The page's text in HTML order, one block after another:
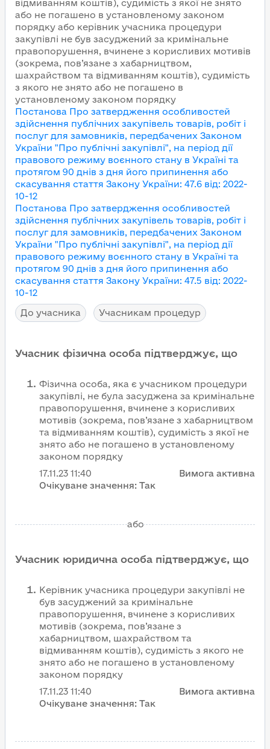
відмиванням коштів), судимість з якої не знято
або не погашено в установленому законом
порядку або керівник учасника процедури
закупівлі не був засуджений за кримінальне
правопорушення, вчинене з корисливих мотивів
(зокрема, пов’язане з хабарництвом,
шахрайством та відмиванням коштів), судимість
з якого не знято або не погашено в
установленому законом порядку
Постанова Про затвердження особливостей
здійснення публічних закупівель товарів, робіт і
послуг для замовників, передбачених Законом
України "Про публічні закупівлі", на період дії
правового режиму воєнного стану в Україні та
протягом 90 днів з дня його припинення або
скасування стаття Закону України: 47.6 від: 2022-
10-12
Постанова Про затвердження особливостей
здійснення публічних закупівель товарів, робіт і
послуг для замовників, передбачених Законом
України "Про публічні закупівлі", на період дії
правового режиму воєнного стану в Україні та
протягом 90 днів з дня його припинення або
скасування стаття Закону України: 47.5 від: 2022-
10-12
До учасника
Учасникам процедур
Учасник фізична особа підтверджує, що
Фізична особа, яка є учасником процедури
закупівлі, не була засуджена за кримінальне
правопорушення, вчинене з корисливих
мотивів (зокрема, пов’язане з хабарництвом
та відмиванням коштів), судимість з якої не
знято або не погашено в установленому
законом порядку
17.11.23 11:40
Вимога активна
Очікуване значення: Так
або
Учасник юридична особа підтверджує, що
Керівник учасника процедури закупівлі не
був засуджений за кримінальне
правопорушення, вчинене з корисливих
мотивів (зокрема, пов’язане з
хабарництвом, шахрайством та
відмиванням коштів), судимість з якого не
знято або не погашено в установленому
законом порядку
17.11.23 11:40
Вимога активна
Очікуване значення: Так